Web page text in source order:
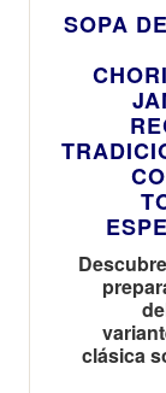
SOPA
clásica